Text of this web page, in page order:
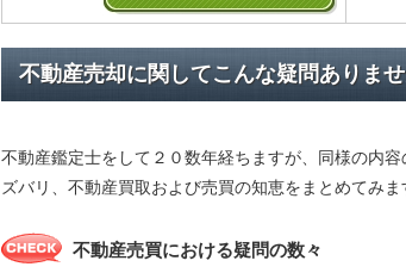
不動産売却に関してこんな疑問ありま
不動産鑑定士をして２０数年経ちますが、同様の内容
ズバリ、不動産買取および売買の知恵をまとめてみま
不動産売買における疑問の数々